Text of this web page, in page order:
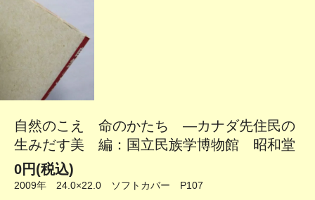
自然のこえ 命のかたち ―カナダ先住民の
生みだす美 編：国立民族学博物館 昭和堂
0円(税込)
2009年 24.0×22.0 ソフトカバー P107